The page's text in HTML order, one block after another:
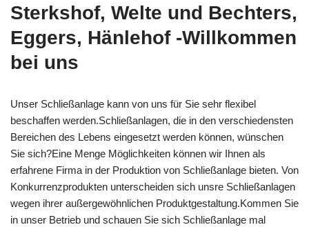
Sterkshof, Welte und Bechters,
Eggers, Hänlehof -Willkommen
bei uns
Unser Schließanlage kann von uns für Sie sehr flexibel
beschaffen werden.Schließanlagen, die in den verschiedensten
Bereichen des Lebens eingesetzt werden können, wünschen
Sie sich?Eine Menge Möglichkeiten können wir Ihnen als
erfahrene Firma in der Produktion von Schließanlage bieten. Von
Konkurrenzprodukten unterscheiden sich unsre Schließanlagen
wegen ihrer außergewöhnlichen Produktgestaltung.Kommen Sie
in unser Betrieb und schauen Sie sich Schließanlage mal